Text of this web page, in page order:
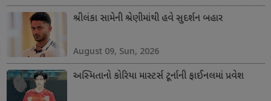
શ્રીલંકા સામેની શ્રેણીમાંથી હવે સુદર્શન બહાર
August 09, Sun, 2026
અસ્મિતાનો કોરિયા માસ્ટર્સ ટૂર્નાની ફાઈનલમાં પ્રવેશ